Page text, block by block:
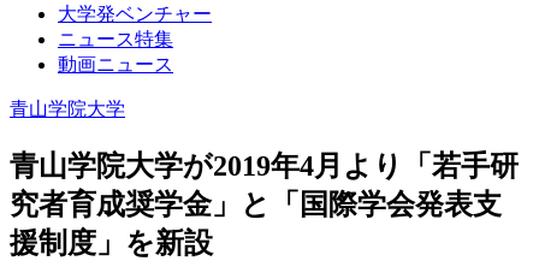
大学発ベンチャー
ニュース特集
動画ニュース
青山学院大学
青山学院大学が2019年4月より「若手研
究者育成奨学金」と「国際学会発表支
援制度」を新設